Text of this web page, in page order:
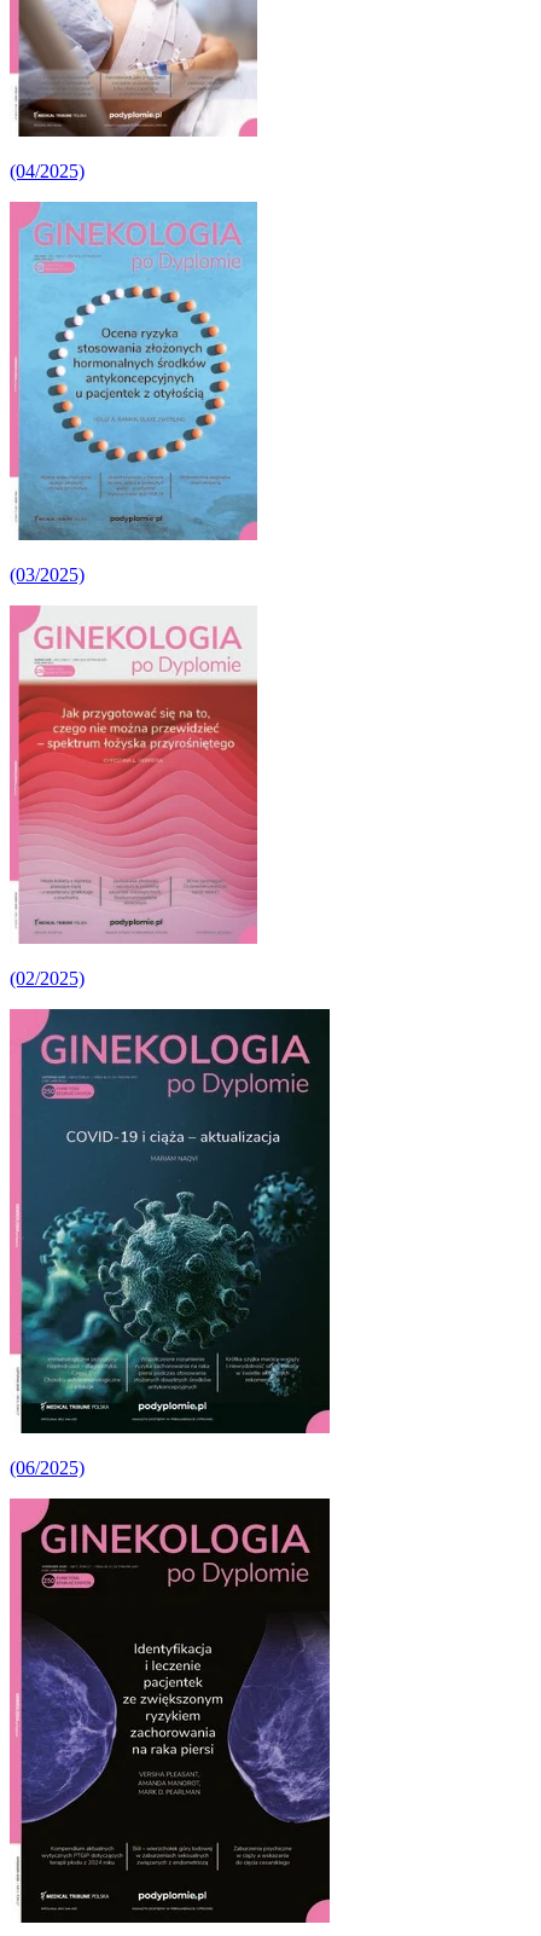
(04/2025)
(03/2025)
(02/2025)
(06/2025)